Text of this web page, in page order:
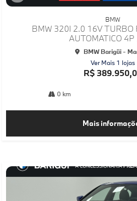
Co
BMW
BMW 320I 2.0 16V TURBO
AUTOMATICO
BMW Barigüi -
Ver Mais 1 lojas
R$
0 km
Mais